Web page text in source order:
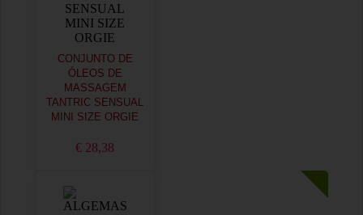
CONJUNTO DE
ÓLEOS DE
MASSAGEM
TANTRIC SENSUAL
MINI SIZE ORGIE
€ 28,38